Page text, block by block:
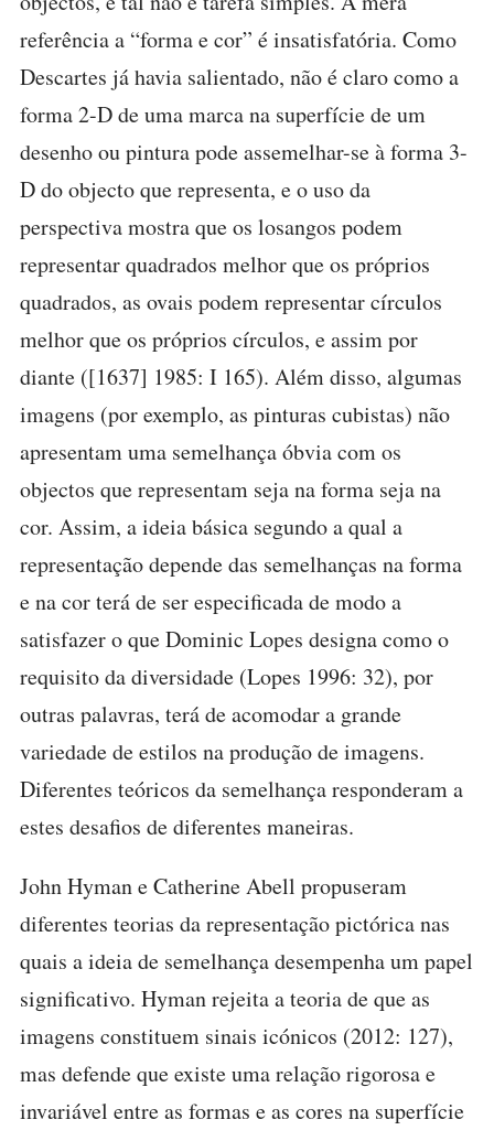
referência a “forma e cor” é insatisfatória. Como
Descartes já havia salientado, não é claro como a
forma 2-D de uma marca na superfície de um
desenho ou pintura pode assemelhar-se à forma 3-
D do objecto que representa, e o uso da
perspectiva mostra que os losangos podem
representar quadrados melhor que os próprios
quadrados, as ovais podem representar círculos
melhor que os próprios círculos, e assim por
diante ([1637] 1985: I 165). Além disso, algumas
imagens (por exemplo, as pinturas cubistas) não
apresentam uma semelhança óbvia com os
objectos que representam seja na forma seja na
cor. Assim, a ideia básica segundo a qual a
representação depende das semelhanças na forma
e na cor terá de ser especificada de modo a
satisfazer o que Dominic Lopes designa como o
requisito da diversidade (Lopes 1996: 32), por
outras palavras, terá de acomodar a grande
variedade de estilos na produção de imagens.
Diferentes teóricos da semelhança responderam a
estes desafios de diferentes maneiras.
John Hyman e Catherine Abell propuseram
diferentes teorias da representação pictórica nas
quais a ideia de semelhança desempenha um papel
significativo. Hyman rejeita a teoria de que as
imagens constituem sinais icónicos (2012: 127),
mas defende que existe uma relação rigorosa e
invariável entre as formas e as cores na superfície